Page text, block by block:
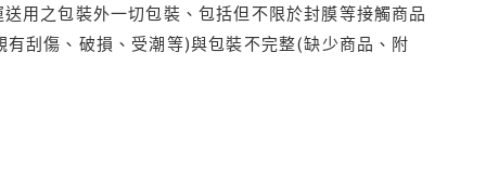
用之包裝外一切包裝、包括但不限於封膜等接觸商品
刮傷、破損、受潮等)與包裝不完整(缺少商品、附